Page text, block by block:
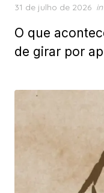
Posted
31 de julho de 2026 in
O que
de girar por